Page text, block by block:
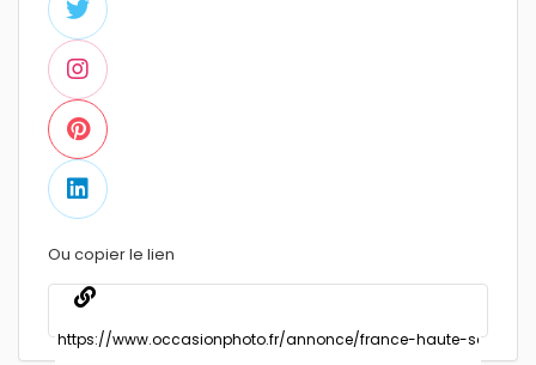
Ou copier le lien